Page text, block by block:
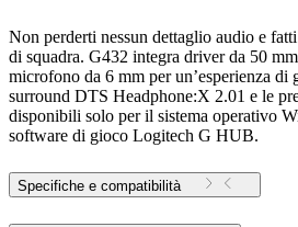
Non perderti nessun dettaglio audio e
di squadra. G432 integra driver da 50
microfono da 6 mm per un’esperienza
surround DTS Headphone:X 2.01 e le
disponibili solo per il sistema operativo
software di gioco Logitech G HUB.
Specifiche e compatibilità